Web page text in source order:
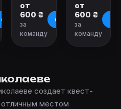
О квесте
от
600 ₴
за
команду
О квесте
от
600 ₴
за
команду
О
создает квест-
местом